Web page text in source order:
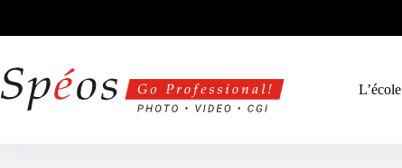
contenu
L’école